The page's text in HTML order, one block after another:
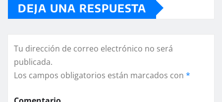
DEJA UNA RESPUESTA
Tu dirección de correo electrónico no será
publicada.
Los campos obligatorios están marcados con *